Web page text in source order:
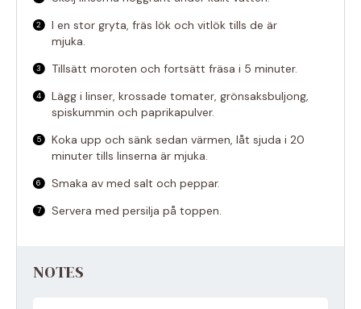
I en stor gryta, fräs lök och vitlök tills de är
mjuka.
Tillsätt moroten och fortsätt fräsa i 5 minuter.
Lägg i linser, krossade tomater, grönsaksbuljong,
spiskummin och paprikapulver.
Koka upp och sänk sedan värmen, låt sjuda i 20
minuter tills linserna är mjuka.
Smaka av med salt och peppar.
Servera med persilja på toppen.
NOTES